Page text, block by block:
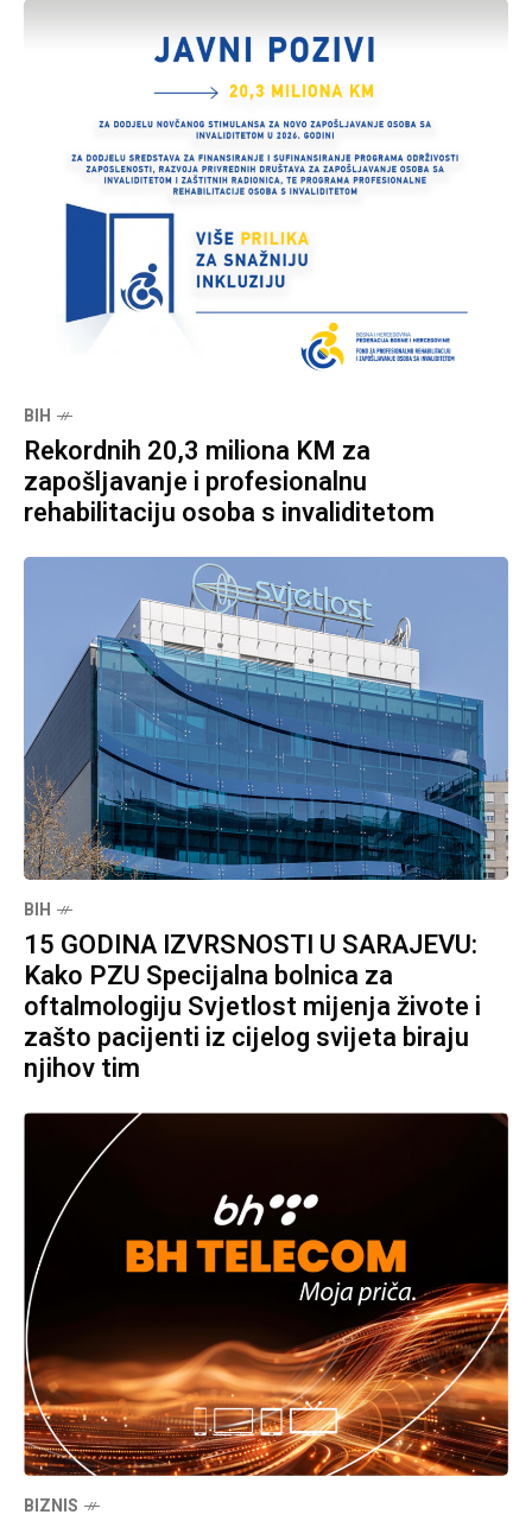
BIH
Rekordnih 20,3 miliona KM za
zapošljavanje i profesionalnu
rehabilitaciju osoba s invaliditetom
BIH
15 GODINA IZVRSNOSTI U SARAJEVU:
Kako PZU Specijalna bolnica za
oftalmologiju Svjetlost mijenja živote i
zašto pacijenti iz cijelog svijeta biraju
njihov tim
BIZNIS